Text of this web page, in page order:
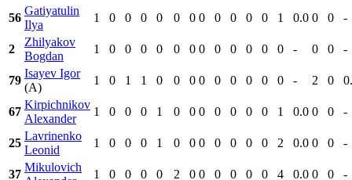
56
Gatiyatulin
Ilya
1 0 0 0 0 0 0 0 0 0 0 0 1 0.0 0 0 -
2
Zhilyakov
Bogdan
1 0 0 0 0 0 0 0 0 0 0 0 0 - 0 0 -
79
Isayev Igor
(A)
1 0 1 1 0 0 0 0 0 0 0 0 0 - 2 0
67
Kirpichnikov
Alexander
1 0 0 0 1 0 0 0 0 0 0 0 1 0.0 0 0 -
25
Lavrinenko
Leonid
1 0 0 0 1 0 0 0 0 0 0 0 2 0.0 0 0 -
37
Mikulovich
1 0 0 0 0 2 0 0 0 0 0 0 4 0.0 0 0 -